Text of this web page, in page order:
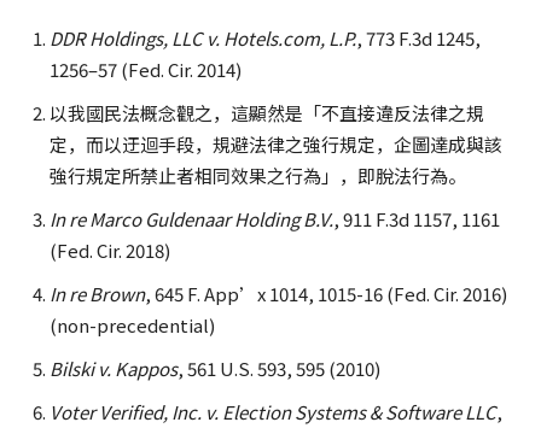
DDR Holdings, LLC v. Hotels.com, L.P., 773 F.3d 1245,
1256–57 (Fed. Cir. 2014)
以我國民法概念觀之，這顯然是「不直接違反法律之規
定，而以迂迴手段，規避法律之強行規定，企圖達成與該
強行規定所禁止者相同效果之行為」，即脫法行為。
In re Marco Guldenaar Holding B.V., 911 F.3d 1157, 1161
(Fed. Cir. 2018)
In re Brown, 645 F. App’x 1014, 1015-16 (Fed. Cir. 2016)
(non-precedential)
Bilski v. Kappos, 561 U.S. 593, 595 (2010)
Voter Verified, Inc. v. Election Systems & Software LLC,